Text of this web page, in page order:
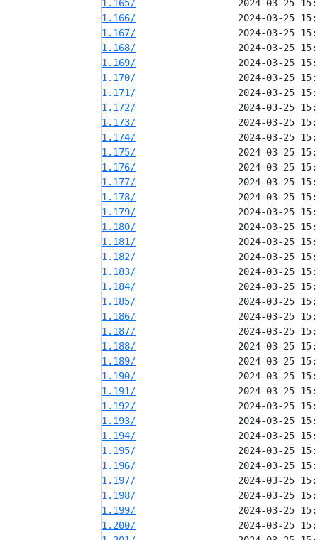
1.165/
1.166/
1.167/
1.168/
1.169/
1.170/
1.171/
1.172/
1.173/
1.174/
1.175/
1.176/
1.177/
1.178/
1.179/
1.180/
1.181/
1.182/
1.183/
1.184/
1.185/
1.186/
1.187/
1.188/
1.189/
1.190/
1.191/
1.192/
1.193/
1.194/
1.195/
1.196/
1.197/
1.198/
1.199/
1.200/